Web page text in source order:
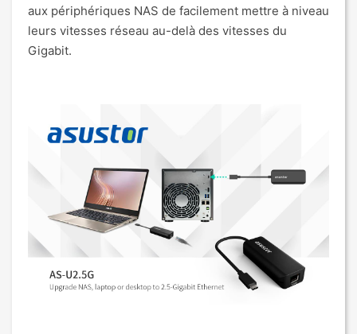
aux périphériques NAS de facilement mettre à niveau
leurs vitesses réseau au-delà des vitesses du
Gigabit.